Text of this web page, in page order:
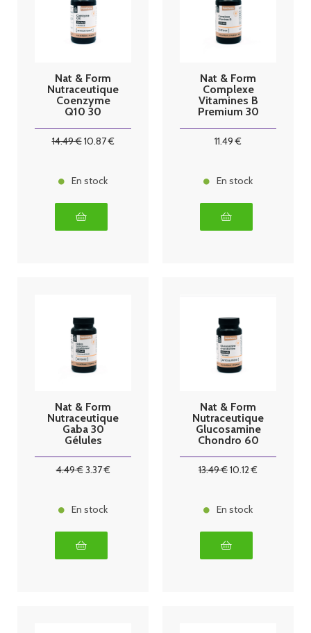
Nat & Form
Nutraceutique
Coenzyme
Q10 30
14.49€10.87€
En stock
Nat & Form
Complexe
Vitamines B
Premium 30
11.49 €
En stock
Nat & Form
Nutraceutique
Gaba 30
Gélules
4.49€3.37€
En stock
Nat & Form
Nutraceutique
Glucosamine
Chondro 60
13.49€10.12 €
En stock